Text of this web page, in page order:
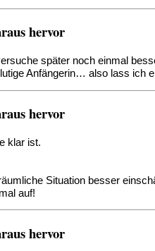
hervor
später noch einmal
Anfängerin… also lass ich
hervor
klar ist.
Situation besser
auf!
hervor